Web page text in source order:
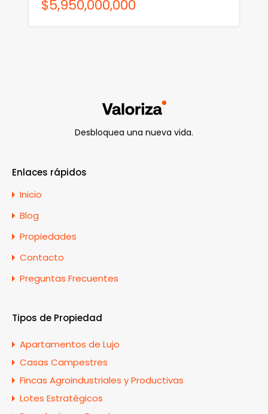
$5,950,000,000
Desbloquea una nueva vida.
Enlaces rápidos
Inicio
Blog
Propiedades
Contacto
Preguntas Frecuentes
Tipos de Propiedad
Apartamentos de Lujo
Casas Campestres
Fincas Agroindustriales y Productivas
Lotes Estratégicos